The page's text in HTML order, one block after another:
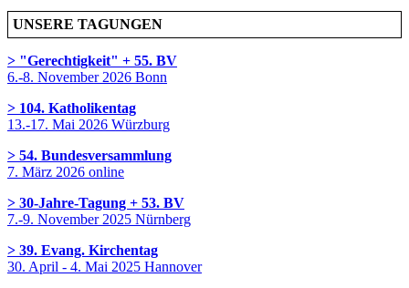
UNSERE TAGUNGEN
> "Gerechtigkeit" + 55. BV
6.-8. November 2026 Bonn
> 104. Katholikentag
13.-17. Mai 2026 Würzburg
> 54. Bundesversammlung
7. März 2026 online
> 30-Jahre-Tagung + 53. BV
7.-9. November 2025 Nürnberg
> 39. Evang. Kirchentag
30. April - 4. Mai 2025 Hannover